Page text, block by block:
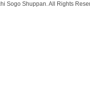
Sogo Shuppan. All Rights